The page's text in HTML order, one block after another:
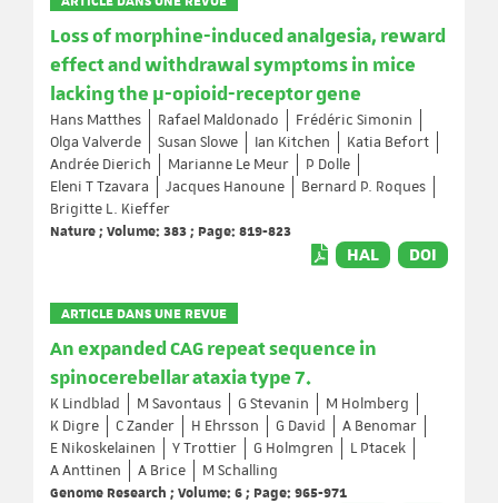
Loss of morphine-induced analgesia, reward
effect and withdrawal symptoms in mice
lacking the µ-opioid-receptor gene
Hans Matthes Rafael Maldonado
Frédéric Simonin
Olga Valverde
Susan Slowe Ian Kitchen
Katia Befort
Andrée Dierich
Marianne Le Meur
P Dolle
Eleni T Tzavara
Jacques Hanoune
Bernard P. Roques
Brigitte L. Kieffer
Nature ; Volume: 383 ; Page: 819-823
HAL DOI
ARTICLE DANS UNE REVUE
An expanded CAG repeat sequence in
spinocerebellar ataxia type 7.
K Lindblad M Savontaus G Stevanin
M Holmberg
K Digre
C Zander H Ehrsson G David
A Benomar
E Nikoskelainen
Y Trottier G Holmgren
L Ptacek
A Anttinen
A Brice
M Schalling
Genome Research ; Volume: 6 ; Page: 965-971